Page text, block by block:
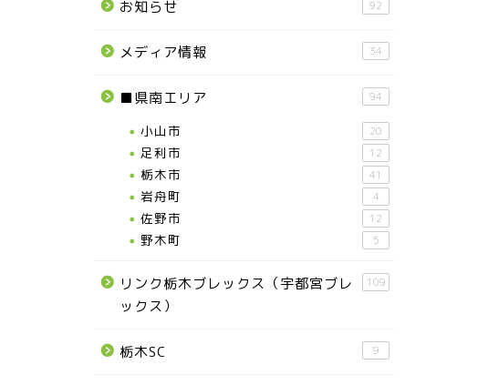
お知らせ 92
メディア情報 34
■県南エリア 94
小山市 20
足利市 12
栃木市 41
岩舟町 4
佐野市 12
野木町 5
リンク栃木ブレックス（宇都宮ブレ
ックス）
109
栃木SC 9